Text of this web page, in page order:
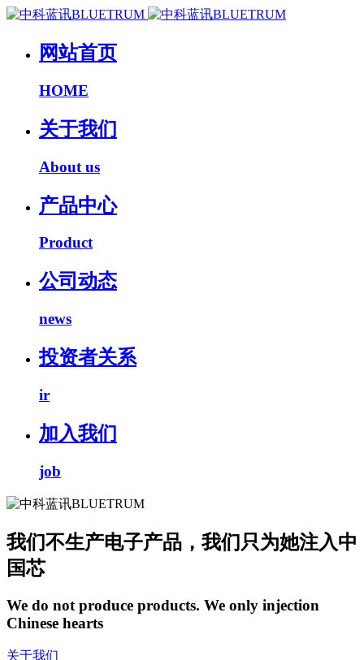
网站首页
HOME
关于我们
About us
产品中心
Product
公司动态
news
投资者关系
ir
加入我们
job
我们不生产电子产品，我们只为她注入中
国芯
We do not produce products. We only injection
Chinese hearts
关于我们